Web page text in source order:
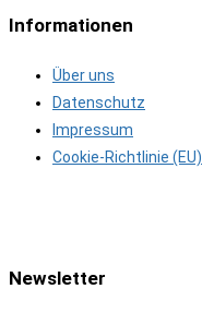
Informationen
Über uns
Datenschutz
Impressum
Cookie-Richtlinie (EU)
Newsletter